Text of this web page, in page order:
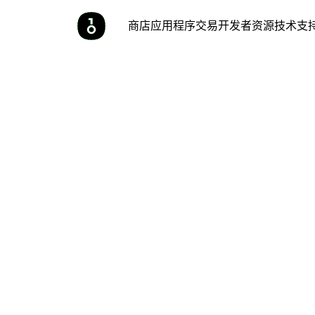
商店应用程序交易开发者资源技术支